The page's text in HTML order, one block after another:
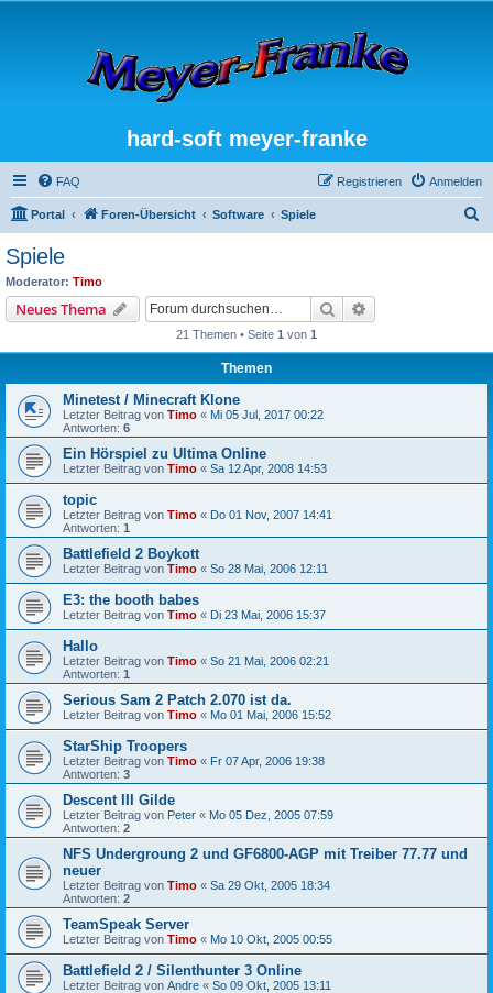
hard-soft meyer-franke
FAQ Anmelden
Registrieren
Portal Foren-Übersicht Software Spiele
Spiele
Moderator: Timo
Neues Thema Suche
21 Themen • Seite 1 von 1
Themen
Minetest / Minecraft Klone
Letzter Beitrag von Timo « Mi 05 Jul, 2017 00:22
Antworten: 6
Ein Hörspiel zu Ultima Online
Letzter Beitrag von Timo « Sa 12 Apr, 2008 14:53
topic
Letzter Beitrag von Timo « Do 01 Nov, 2007 14:41
Antworten: 1
Battlefield 2 Boykott
Letzter Beitrag von Timo « So 28 Mai, 2006 12:11
E3: the booth babes
Letzter Beitrag von Timo « Di 23 Mai, 2006 15:37
Hallo
Letzter Beitrag von Timo « So 21 Mai, 2006 02:21
Antworten: 1
Serious Sam 2 Patch 2.070 ist da.
Letzter Beitrag von Timo « Mo 01 Mai, 2006 15:52
StarShip Troopers
Letzter Beitrag von Timo « Fr 07 Apr, 2006 19:38
Antworten: 3
Descent III Gilde
Letzter Beitrag von Peter « Mo 05 Dez, 2005 07:59
Antworten: 2
NFS Undergroung 2 und GF6800-AGP mit Treiber 77.77 und
neuer
Letzter Beitrag von Timo « Sa 29 Okt, 2005 18:34
Antworten: 2
TeamSpeak Server
Letzter Beitrag von Timo « Mo 10 Okt, 2005 00:55
Battlefield 2 / Silenthunter 3 Online
Letzter Beitrag von Andre « So 09 Okt, 2005 13:11